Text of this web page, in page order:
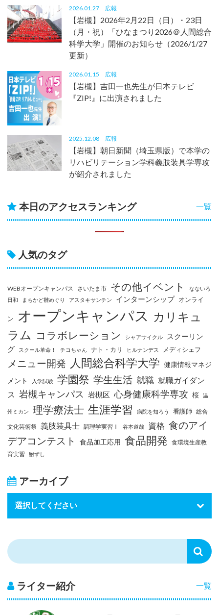
2026.01.27 広報
【岩槻】2026年2月22日（日）・23日
（月・祝）「ひなまつり2026＠人間総合
科学大学」開催のお知らせ（2026/1/27
更新）
2026.01.15 広報
【岩槻】吉田一也先生が日本テレビ
『ZIP!』に出演されました
2025.12.08 広報
【岩槻】朝日新聞（埼玉県版）で本学の
リハビリテーション学科義肢装具学専攻
が紹介されました
一覧
本日のアクセスランキング
人気のタグ
WEBオープンキャンパス さいたま市 その他イベント
なないろ
日和
まちかど雛めぐり アスタキサンチン インターンシップ オンライ
ン オープンキャンパス カリキュ
ラム コラボレーション シャアサイクル
スクーリン
グ
スクール革命！ チコちゃん ナト・カリ ヒルナンデス メディシェフ
メニュー開発 人間総合科学大学 健康情報マネジ
メント
入学試験 学園祭 学生生活 就職 就職ガイダン
ス
岩槻キャンパス 岩槻区 心身健康科学専攻 桜 温
州ミカン 理学療法士 生涯学習 病院を知ろう 看護師 総合
文化芸術祭 義肢装具士 調理学実習Ⅰ 谷本道哉 資格 食のアイ
デアコンテスト
食品加工応用 食品開発 食環境生産教
育実習
鮒ずし
アーカイブ
一覧
ライター紹介